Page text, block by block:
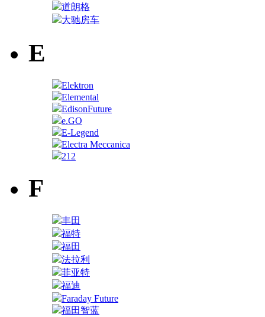
道朗格
大驰房车
E
Elektron
Elemental
EdisonFuture
e.GO
E-Legend
Electra Meccanica
212
F
丰田
福特
福田
法拉利
菲亚特
福迪
Faraday Future
福田智蓝